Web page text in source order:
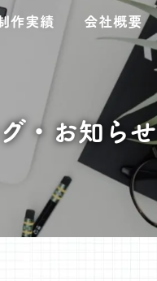
作実績 会社概要
・お知らせ